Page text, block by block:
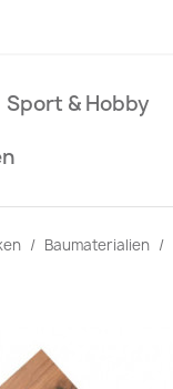
Sport & Hobby
Baumaterialien